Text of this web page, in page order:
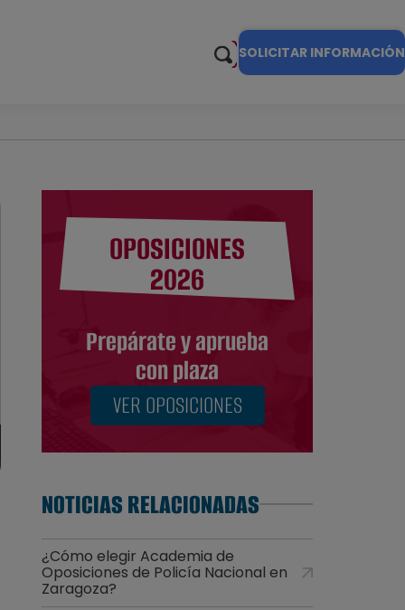
SOLICITAR INFORMACIÓN
OPOSICIONES
2026
Prepárate y aprueba
con plaza
VER OPOSICIONES
NOTICIAS RELACIONADAS
¿Cómo elegir Academia de
Oposiciones de Policía Nacional en
Zaragoza?